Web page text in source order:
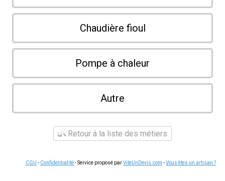
Chaudière fioul
Pompe à chaleur
Autre
Retour à la liste des métiers
CGU - Confidentialité- Service proposé parViteUnDevis.com -Vous êtes un artisan ?